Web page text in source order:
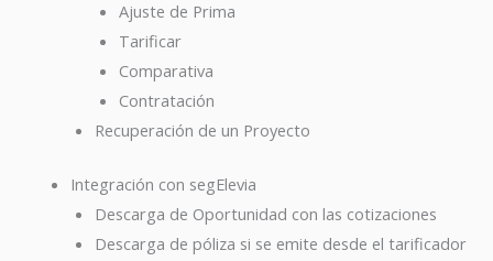
Ajuste de Prima
Tarificar
Comparativa
Contratación
Recuperación de un Proyecto
Integración con segElevia
Descarga de Oportunidad con las cotizaciones
Descarga de póliza si se emite desde el tarificador